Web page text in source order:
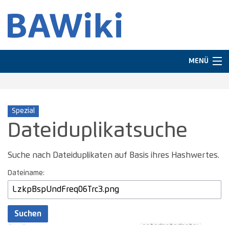
MENÜ
Spezial
Dateiduplikatsuche
Suche nach Dateiduplikaten auf Basis ihres Hashwertes.
Dateiname:
Suchen